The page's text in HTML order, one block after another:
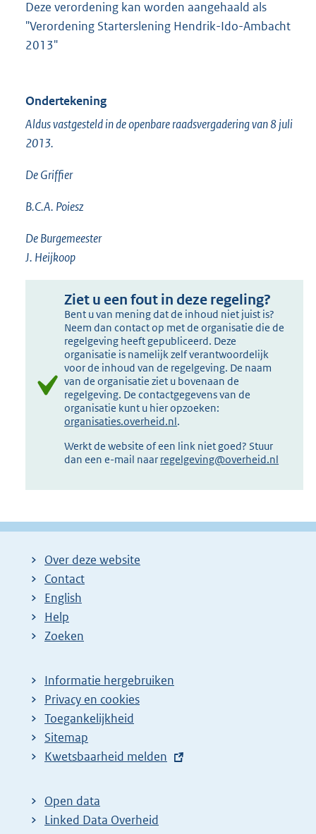
Deze verordening kan worden aangehaald als
"Verordening Starterslening Hendrik-Ido-Ambacht
2013"
Ondertekening
Aldus vastgesteld in de openbare raadsvergadering van 8 juli
2013.
De Griffier
B.C.A. Poiesz
De Burgemeester
J. Heijkoop
Ziet u een fout in deze regeling?
Bent u van mening dat de inhoud niet juist is?
Neem dan contact op met de organisatie die de
regelgeving heeft gepubliceerd. Deze
organisatie is namelijk zelf verantwoordelijk
voor de inhoud van de regelgeving. De naam
van de organisatie ziet u bovenaan de
regelgeving. De contactgegevens van de
organisatie kunt u hier opzoeken:
organisaties.overheid.nl.
Werkt de website of een link niet goed? Stuur
dan een e-mail naar regelgeving@overheid.nl
Over deze website
Contact
English
Help
Zoeken
Informatie hergebruiken
Privacy en cookies
Toegankelijkheid
Sitemap
E
t
e
Kwetsbaarheid melden
Open data
Linked Data Overheid